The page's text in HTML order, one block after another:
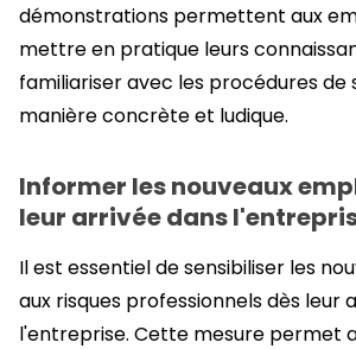
démonstrations permettent aux
mettre en pratique leurs
familiariser avec les procédures de
manière concrète et ludique.
Informer les nouveaux
leur arrivée dans
Il est essentiel de sensibiliser les
aux risques professionnels dès leur
l'entreprise. Cette mesure permet